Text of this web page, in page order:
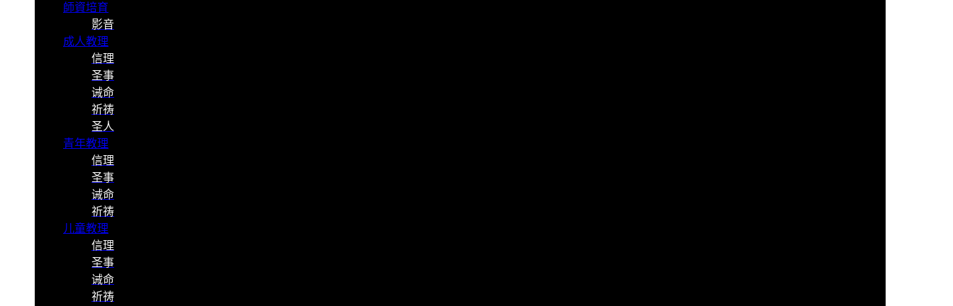
師資培育
影音
成人教理
信理
圣事
诫命
祈祷
圣人
青年教理
信理
圣事
诫命
祈祷
儿童教理
信理
圣事
诫命
祈祷